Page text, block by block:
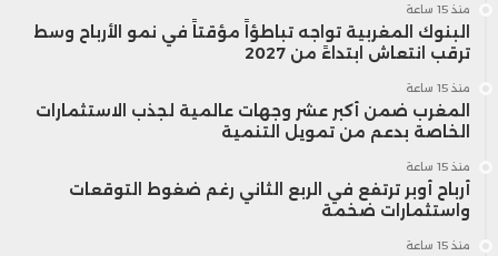
منذ 15 ساعة
البنوك المغربية تواجه تباطؤاً مؤقتاً في نمو الأرباح وسط
ترقب انتعاش ابتداءً من 2027
منذ 15 ساعة
المغرب ضمن أكبر عشر وجهات عالمية لجذب الاستثمارات
الخاصة بدعم من تمويل التنمية
منذ 15 ساعة
أرباح أوبر ترتفع في الربع الثاني رغم ضغوط التوقعات
واستثمارات ضخمة
منذ 15 ساعة